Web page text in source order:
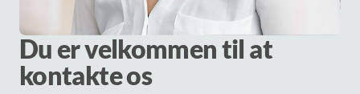
Du er velkommen til at
kontakte os